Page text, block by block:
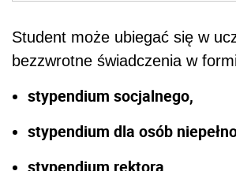
Student może ubiegać się w
bezzwrotne świadczenia w
stypendium socjalnego,
stypendium dla osób
stypendium rektora,